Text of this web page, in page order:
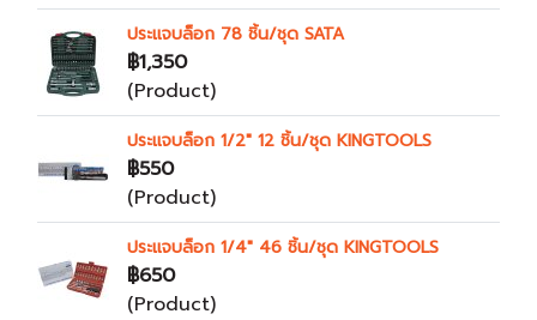
ประแจบล็อก 78 ชิ้น/ชุด SATA
฿1,350
(Product)
ประแจบล็อก 1/2" 12 ชิ้น/ชุด KINGTOOLS
฿550
(Product)
ประแจบล็อก 1/4" 46 ชิ้น/ชุด KINGTOOLS
฿650
(Product)